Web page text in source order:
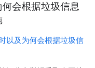
会根据垃圾信息
以及为何会根据垃圾信